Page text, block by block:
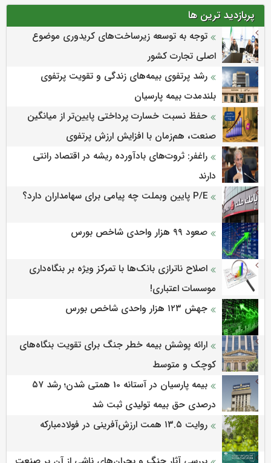
پربازدید ترین ها
توجه به توسعه زیرساخت‌های کریدوری موضوع
اصلی تجارت کشور
رشد پرتفوی بیمه‌های زندگی و تقویت پرتفوی
بلندمدت بیمه پارسیان
حفظ نسبت خسارت پرداختی پایین‌تر از میانگین
صنعت، هم‌زمان با افزایش ارزش پرتفوی
راغفر: ثروت‌های بادآورده ریشه در اقتصاد رانتی
دارند
P/E پایین وبملت چه پیامی برای سهامداران دارد؟
صعود ۹۹ هزار واحدی شاخص بورس
اصلاح ناترازی بانک‌ها با تمرکز ویژه بر بنگاه‌داری
موسسات اعتباری!
جهش ۱۲۳ هزار واحدی شاخص بورس
ارائه پوشش بیمه خطر جنگ برای تقویت بنگاه‌های
کوچک و متوسط
بیمه پارسیان در آستانه 10 همتی شدن؛ رشد ۵۷
درصدی حق بیمه تولیدی ثبت شد
روایت ۱۳.۵ همت ارزش‌آفرینی در فولادمبارکه